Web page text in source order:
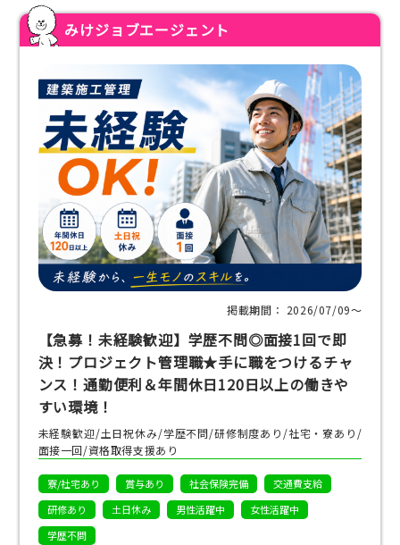
みけジョブエージェント
掲載期間： 2026/07/09〜
【急募！未経験歓迎】学歴不問◎面接1回で即
決！プロジェクト管理職★手に職をつけるチャ
ンス！通勤便利＆年間休日120日以上の働きや
すい環境！
未経験歓迎/土日祝休み/学歴不問/研修制度あり/社宅・寮あり/
面接一回/資格取得支援あり
寮/社宅あり 賞与あり 社会保険完備
交通費支給
研修あり
土日休み 男性活躍中
女性活躍中
学歴不問